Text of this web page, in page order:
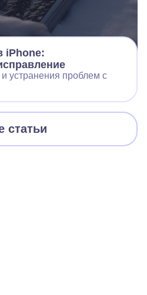
iPhone:
устранения проблем с
статьи